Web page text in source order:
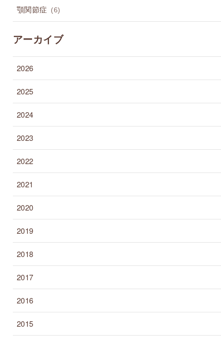
顎関節症 (6)
アーカイブ
2026
2025
2024
2023
2022
2021
2020
2019
2018
2017
2016
2015